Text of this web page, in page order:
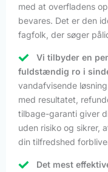
med at overfladens
bevares. Det er den
fagfolk, der søger
Vi tilbyder en
fuldstændig ro i
vandafvisende
med resultatet,
tilbage-garanti giver
uden risiko og sikrer,
din tilfredshed
Det mest